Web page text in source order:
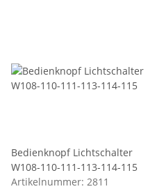
Bedienknopf Lichtschalter
W108-110-111-113-114-115
Artikelnummer: 2811